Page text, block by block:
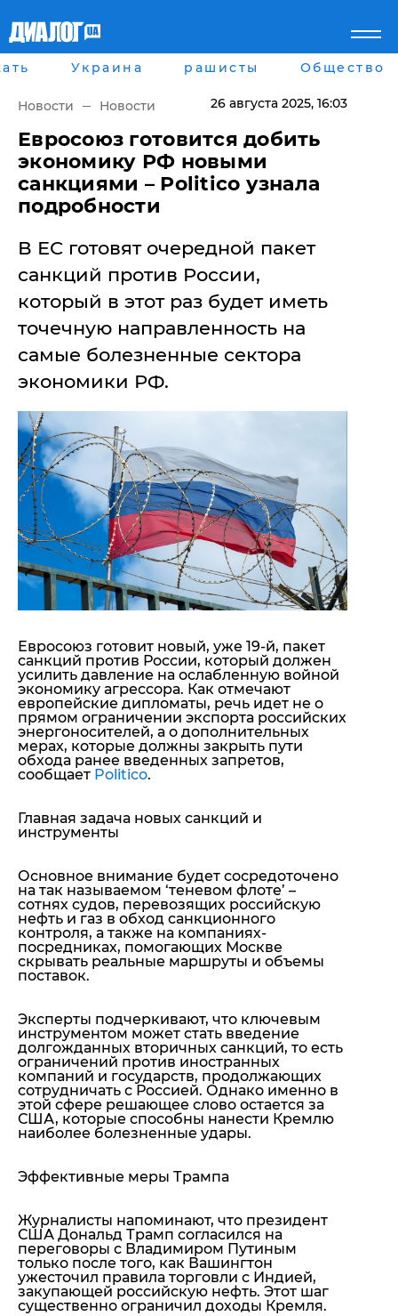
Главная
рассея
Мир
Беларусь
Военное обозрение
Наука и Техника
Экономика
Блоги
Шоу-биз
Здоровье
Спорт
Культура
Города
Луганск
Харьков
Днепр
Львов
Война на Донбассе и в
Крыму
"ДНР"
"ЛНР"
Оккупация Крыма
Новости Крыма
Донбасс
Армия Украины
Культура
Общество
Пресс-релизы
Пресс-релизы
Авторское
Мнение
Блоги
ИноСМИ
Украина рашисты Общество
Новости Новости 26 августа 2025, 16:03
Евросоюз готовится добить
экономику РФ новыми
санкциями – Politico узнала
подробности
В ЕС готовят очередной пакет
санкций против России,
который в этот раз будет иметь
точечную направленность на
самые болезненные сектора
экономики РФ.
Евросоюз готовит новый, уже 19-й, пакет
санкций против России, который должен
усилить давление на ослабленную войной
экономику агрессора. Как отмечают
европейские дипломаты, речь идет не о
прямом ограничении экспорта российских
энергоносителей, а о дополнительных
мерах, которые должны закрыть пути
обхода ранее введенных запретов,
сообщает Politico.
Главная задача новых санкций и
инструменты
Основное внимание будет сосредоточено
на так называемом ‘теневом флоте’ –
сотнях судов, перевозящих российскую
нефть и газ в обход санкционного
контроля, а также на компаниях-
посредниках, помогающих Москве
скрывать реальные маршруты и объемы
поставок.
Эксперты подчеркивают, что ключевым
инструментом может стать введение
долгожданных вторичных санкций, то есть
ограничений против иностранных
компаний и государств, продолжающих
сотрудничать с Россией. Однако именно в
этой сфере решающее слово остается за
США, которые способны нанести Кремлю
наиболее болезненные удары.
Эффективные меры Трампа
Журналисты напоминают, что президент
США Дональд Трамп согласился на
переговоры с Владимиром Путиным
только после того, как Вашингтон
ужесточил правила торговли с Индией,
закупающей российскую нефть. Этот шаг
существенно ограничил доходы Кремля.